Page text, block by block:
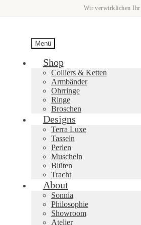
Wir verwirklichen Ihr
Menü
Shop
Colliers & Ketten
Armbänder
Ohrringe
Ringe
Broschen
Designs
Terra Luxe
Tasseln
Perlen
Muscheln
Blüten
Tracht
About
Sonnia
Philosophie
Showroom
Atelier